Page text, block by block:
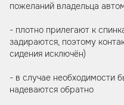
пожеланий владельца
- плотно прилегают к
задираются, поэтому
сидения исключён)
- в случае необходимости
надеваются обратно